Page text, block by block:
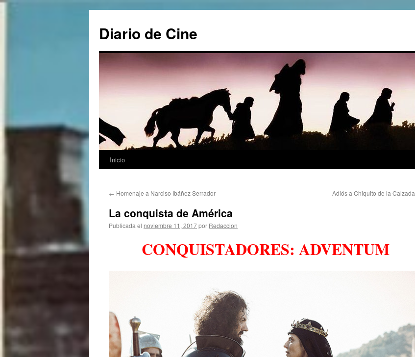
contenido
Diario de Cine
Inicio
← Homenaje a Narciso Ibáñez Serrador Adiós a Chiquito de la Calzada
La conquista de América
Publicada el noviembre 11, 2017por Redaccion
CONQUISTADORES: ADVENTUM